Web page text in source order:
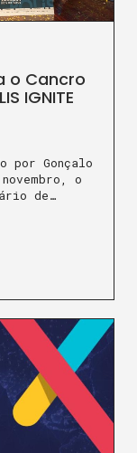
o Cancro
IGNITE
por Gonçalo
o
de…